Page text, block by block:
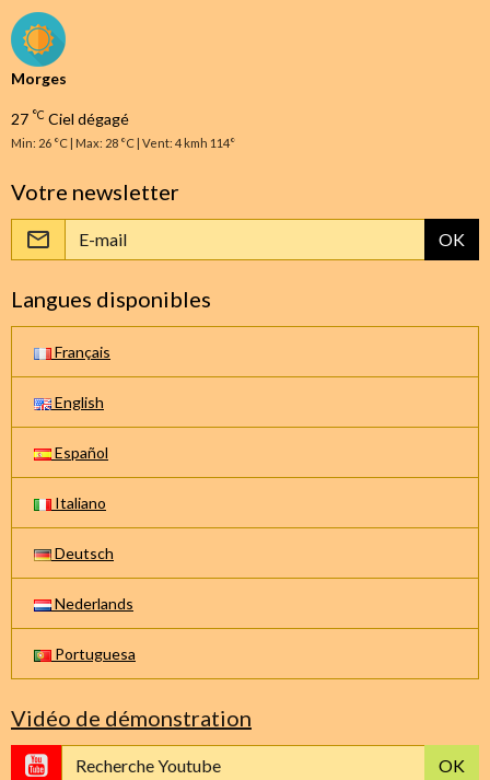
Morges
27 °C Ciel dégagé
Min: 26 °C | Max: 28 °C | Vent: 4 kmh 114°
Votre newsletter
OK
Langues disponibles
Français
English
Español
Italiano
Deutsch
Nederlands
Portuguesa
Vidéo de démonstration
OK